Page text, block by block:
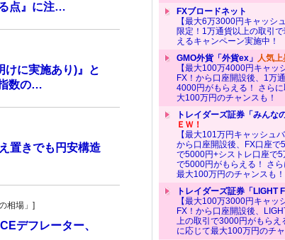
点』に注…
けに実施あり)』と
数の…
置きでも円安構造
相場」]
デフレーター、
FXブロードネット
【最大6万3000円キャッシ
限定！1万通貨以上の取引
えるキャンペーン実施中！
GMO外貨「外貨ex」 人気上
【最大100万4000円キャッ
FX！から口座開設後、1万
4000円がもらえる！ さら
大100万円のチャンスも！
トレイダーズ証券「みんな
ＥＷ！
【最大101万円キャッシュ
から口座開設後、FX口座で
で5000円+シストレ口座で5
で5000円がもらえる！ さ
最大100万円のチャンスも！
トレイダーズ証券「LIGHT
【最大100万3000円キャッ
FX！から口座開設後、
上の取引で3000円がもらえ
に応じて最大100万円のチャ